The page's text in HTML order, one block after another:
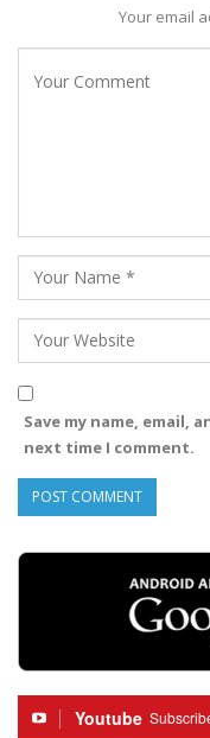
Your email
Save my name, email,
next time I comment.
Youtube